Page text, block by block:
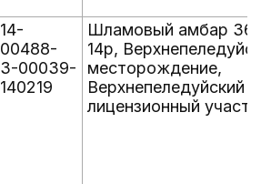
14-
00488-
З-00039-
140219
Шламовый амбар
14р,
месторождение,
Верхнепеледуйский
лицензионный